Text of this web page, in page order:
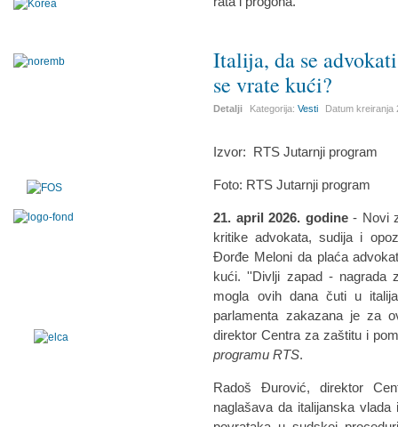
Italija, da se
se vrate kući?
Detalji Kategorija:Vesti Datum kreiranja
Izvor: RTS Jutarnji program
Foto: RTS Jutarnji program
21. april 2026. godine- Novi
kritike advokata, sudija i
Đorđe Meloni da plaća
kući. ''Divlji zapad - nagrada
mogla ovih dana čuti u
parlamenta zakazana je za
direktor Centra za zaštitu i
programu RTS.
Radoš Đurović, direktor
naglašava da italijanska